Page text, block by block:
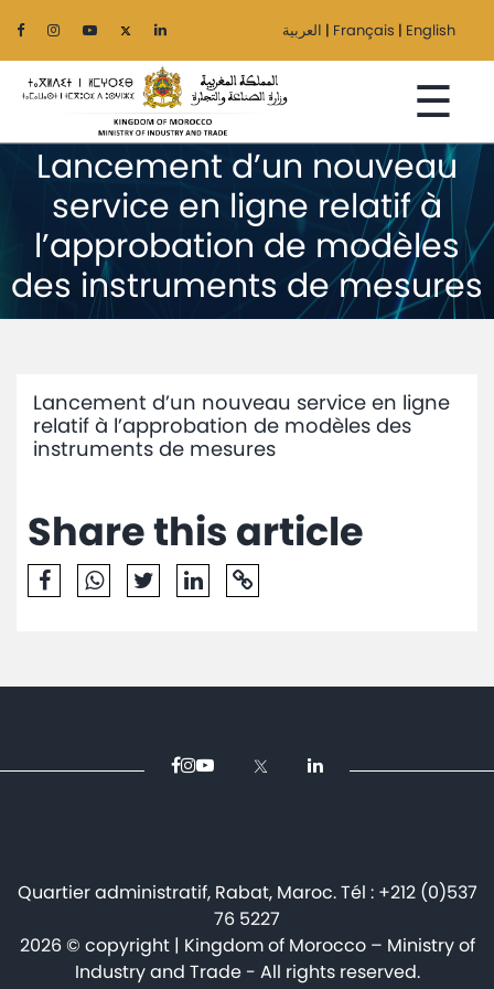
العربية | Français | English
☰
Home
The
Ministry
Regionalization
Mediaroom
Contact
Lancement d’un nouveau
service en ligne relatif à
l’approbation de modèles
des instruments de mesures
Lancement d’un nouveau service en ligne
relatif à l’approbation de modèles des
instruments de mesures
Share this article
Quartier administratif, Rabat, Maroc. Tél : +212 (0)537
76 5227
2026 © copyright | Kingdom of Morocco – Ministry of
Industry and Trade - All rights reserved.